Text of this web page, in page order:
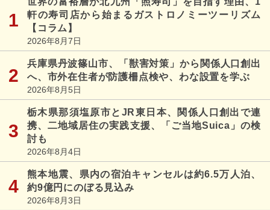
軒の寿司店から始まるガストロノミーツーリズム
【コラム】
2026年8月7日
兵庫県丹波篠山市、「獣害対策」から関係人口創出
へ、市外在住者が防護柵点検や、わな設置を学ぶ
2026年8月5日
栃木県那須塩原市とJR東日本、関係人口創出で連
携、二地域居住の実践支援、「ご当地Suica」の検
討も
2026年8月4日
熊本地震、県内の宿泊キャンセルは約6.5万人泊、
約9億円にのぼる見込み
2026年8月3日